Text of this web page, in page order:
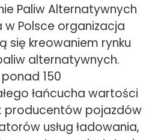
Paliw Alternatywnych
w Polsce organizacja
się kreowaniem rynku
alternatywnych.
150
łańcucha wartości
producentów pojazdów
usług ładowania,